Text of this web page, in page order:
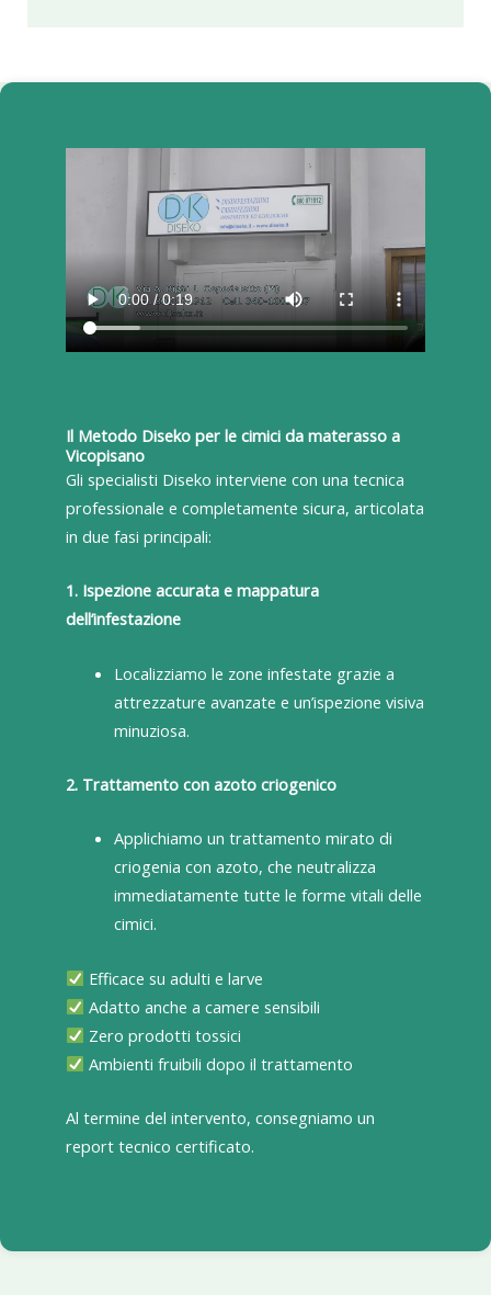
Il Metodo Diseko per le cimici da materasso a
Vicopisano
Gli specialisti Diseko interviene con una tecnica
professionale e completamente sicura, articolata
in due fasi principali:
1. Ispezione accurata e mappatura
dell’infestazione
Localizziamo le zone infestate grazie a
attrezzature avanzate e un’ispezione visiva
minuziosa.
2. Trattamento con azoto criogenico
Applichiamo un trattamento mirato di
criogenia con azoto, che neutralizza
immediatamente tutte le forme vitali delle
cimici.
Efficace su adulti e larve
Adatto anche a camere sensibili
Zero prodotti tossici
Ambienti fruibili dopo il trattamento
Al termine del intervento, consegniamo un
report tecnico certificato.